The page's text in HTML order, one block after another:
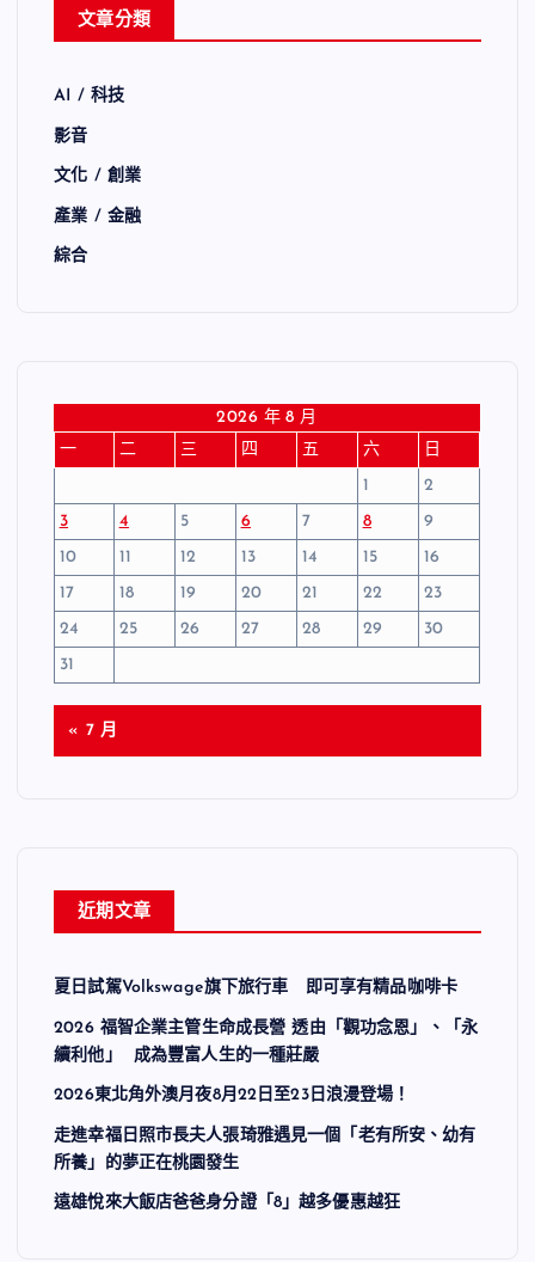
文章分類
AI / 科技
影音
文化 / 創業
產業 / 金融
綜合
2026 年 8 月
一
二 三 四 五 六
日
1
2
3
4 5 6 7 8
9
10
11 12 13 14 15
16
17
18 19 20 21 22
23
24
25 26 27 28 29
30
31
« 7 月
近期文章
夏日試駕Volkswage旗下旅行車 即可享有精品咖啡卡
2026 福智企業主管生命成長營 透由「觀功念恩」、「永
續利他」 成為豐富人生的一種莊嚴
2026東北角外澳月夜8月22日至23日浪漫登場！
走進幸福日照市長夫人張琦雅遇見一個「老有所安、幼有
所養」的夢正在桃園發生
遠雄悅來大飯店爸爸身分證「8」越多優惠越狂